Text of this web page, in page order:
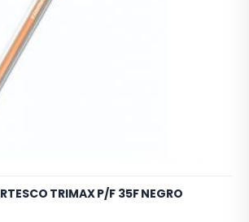
TRIMAX P/F 35F NEGRO